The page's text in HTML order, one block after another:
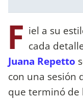
F iel a su
cada
Juana Repetto
con una sesión
que terminó de